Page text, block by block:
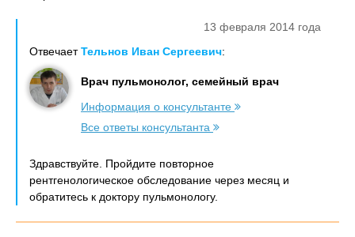
13 февраля 2014 года
ОтвечаетТельнов Иван Сергеевич:
Врач пульмонолог, семейный врач
Информация о консультанте
Все ответы консультанта
Здравствуйте. Пройдите повторное
рентгенологическое обследование через месяц и
обратитесь к доктору пульмонологу.